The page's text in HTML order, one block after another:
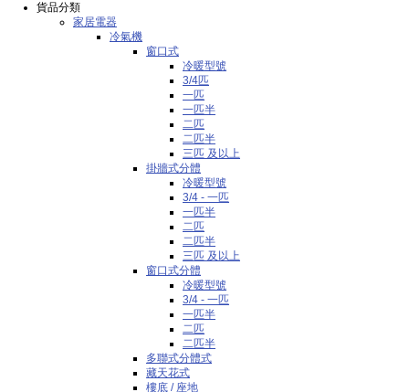
貨品分類
家居電器
冷氣機
窗口式
冷暖型號
3/4匹
一匹
一匹半
二匹
二匹半
三匹 及以上
掛牆式分體
冷暖型號
3/4 - 一匹
一匹半
二匹
二匹半
三匹 及以上
窗口式分體
冷暖型號
3/4 - 一匹
一匹半
二匹
二匹半
多聯式分體式
藏天花式
樓底 / 座地